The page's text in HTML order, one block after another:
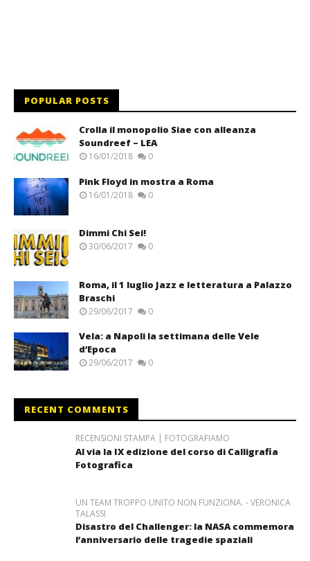
POPULAR POSTS
Crolla il monopolio Siae con alleanza
Soundreef – LEA
16/01/2018 0
Pink Floyd in mostra a Roma
16/01/2018 0
Dimmi Chi Sei!
30/06/2017 0
Roma, il 1 luglio Jazz e letteratura a Palazzo
Braschi
29/06/2017 0
Vela: a Napoli la settimana delle Vele
d’Epoca
29/06/2017 0
RECENT COMMENTS
RECENSIONI STAMPA | FOTOGRAFIAMO
Al via la IX edizione del corso di Calligrafia
Fotografica
UN TEAM TROPPO UNITO NON FUNZIONA. - VERONICA
TALASSI
Disastro del Challenger: la NASA commemora
l’anniversario delle tragedie spaziali